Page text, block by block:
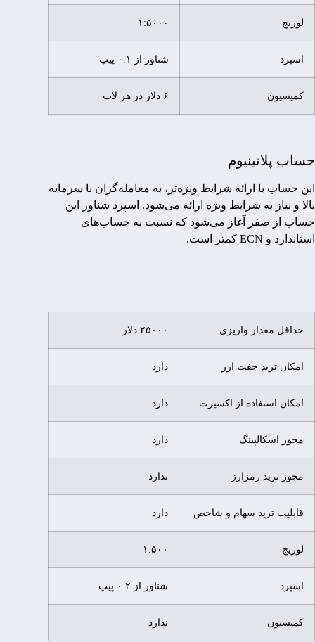
لوریج ۱:۵۰۰۰
اسپرد شناور از ۰.۱ پیپ
کمیسیون ۶ دلار در هر لات
حساب پلاتینیوم
این حساب با ارائه شرایط ویژه‌تر، به معامله‌گران با سرمایه
بالا و نیاز به شرایط ویژه ارائه می‌شود. اسپرد شناور این
حساب از صفر آغاز می‌شود که نسبت به حساب‌های
استاندارد و ECN کمتر است.
حداقل مقدار واریزی ۲۵۰۰۰ دلار
امکان ترید جفت ارز دارد
امکان استفاده از اکسپرت دارد
مجوز اسکالپینگ دارد
مجوز ترید رمزارز ندارد
قابلیت ترید سهام و شاخص دارد
لوریج ۱:۵۰۰
اسپرد شناور از ۰.۲ پیپ
کمیسیون ندارد